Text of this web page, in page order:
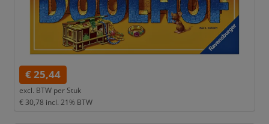
€ 25,44
excl. BTW per Stuk
€ 30,78 incl. 21% BTW